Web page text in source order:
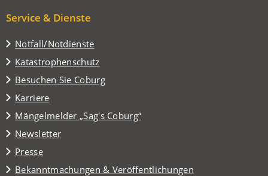
Service & Dienste
Notfall/Notdienste
Katastrophenschutz
Besuchen Sie Coburg
(Öffnet
in
einem
neuen
Tab)
Karriere
Mängelmelder „Sag's Coburg“
(Öffnet
in
einem
neuen
Tab)
Newsletter
Presse
Bekanntmachungen & Veröffentlichungen